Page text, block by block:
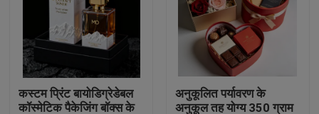
प्लास्टिक पाउच पैकेजिंग
स्नैक बैग पैकेजिंग
टोंटी थैली पैकेजिंग
कस्टम प्रिंट बायोडिग्रेडेबल
कॉस्मेटिक पैकेजिंग बॉक्स के
अनुकूलित पर्यावरण के
अनुकूल तह योग्य 350 ग्राम